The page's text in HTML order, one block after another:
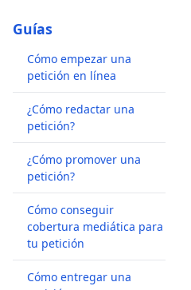
Guías
Cómo empezar una
petición en línea
¿Cómo redactar una
petición?
¿Cómo promover una
petición?
Cómo conseguir
cobertura mediática para
tu petición
Cómo entregar una